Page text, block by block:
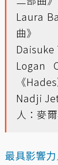
Laura
曲》
Daisuke
Logan
《Hades
Nadji
人：麥
最具影響